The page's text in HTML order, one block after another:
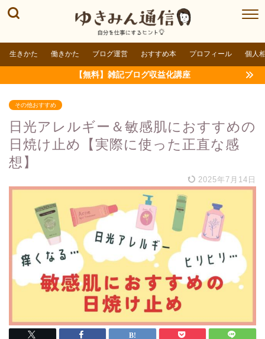
生きかた 働きかた ブログ運営 おすすめ本 プロフィール 個人
【無料】雑記ブログ収益化講座
その他おすすめ
日光アレルギー＆敏感肌におすすめの
日焼け止め【実際に使った正直な感
想】
2025年7月14日